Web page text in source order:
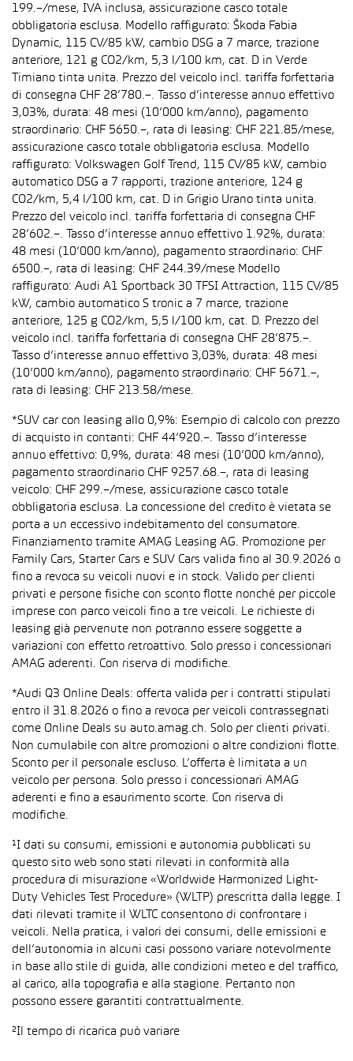
199.–/mese, IVA inclusa, assicurazione casco totale
obbligatoria esclusa. Modello raffigurato: Škoda Fabia
Dynamic, 115 CV/85 kW, cambio DSG a 7 marce, trazione
anteriore, 121 g CO2/km, 5,3 l/100 km, cat. D in Verde
Timiano tinta unita. Prezzo del veicolo incl. tariffa forfettaria
di consegna CHF 28’780.–. Tasso d’interesse annuo effettivo
3,03%, durata: 48 mesi (10’000 km/anno), pagamento
straordinario: CHF 5650.–, rata di leasing: CHF 221.85/mese,
assicurazione casco totale obbligatoria esclusa. Modello
raffigurato: Volkswagen Golf Trend, 115 CV/85 kW, cambio
automatico DSG a 7 rapporti, trazione anteriore, 124 g
CO2/km, 5,4 l/100 km, cat. D in Grigio Urano tinta unita.
Prezzo del veicolo incl. tariffa forfettaria di consegna CHF
28’602.–. Tasso d’interesse annuo effettivo 1.92%, durata:
48 mesi (10’000 km/anno), pagamento straordinario: CHF
6500.–, rata di leasing: CHF 244.39/mese Modello
raffigurato: Audi A1 Sportback 30 TFSI Attraction, 115 CV/85
kW, cambio automatico S tronic a 7 marce, trazione
anteriore, 125 g CO2/km, 5,5 l/100 km, cat. D. Prezzo del
veicolo incl. tariffa forfettaria di consegna CHF 28’875.–.
Tasso d’interesse annuo effettivo 3,03%, durata: 48 mesi
(10’000 km/anno), pagamento straordinario: CHF 5671.–,
rata di leasing: CHF 213.58/mese.
*SUV car con leasing allo 0,9%: Esempio di calcolo con prezzo
di acquisto in contanti: CHF 44’920.–. Tasso d’interesse
annuo effettivo: 0,9%, durata: 48 mesi (10’000 km/anno),
pagamento straordinario CHF 9257.68.–, rata di leasing
veicolo: CHF 299.–/mese, assicurazione casco totale
obbligatoria esclusa. La concessione del credito è vietata se
porta a un eccessivo indebitamento del consumatore.
Finanziamento tramite AMAG Leasing AG. Promozione per
Family Cars, Starter Cars e SUV Cars valida fino al 30.9.2026 o
fino a revoca su veicoli nuovi e in stock. Valido per clienti
privati e persone fisiche con sconto flotte nonché per piccole
imprese con parco veicoli fino a tre veicoli. Le richieste di
leasing già pervenute non potranno essere soggette a
variazioni con effetto retroattivo. Solo presso i concessionari
AMAG aderenti. Con riserva di modifiche.
*Audi Q3 Online Deals: offerta valida per i contratti stipulati
entro il 31.8.2026 o fino a revoca per veicoli contrassegnati
come Online Deals su auto.amag.ch. Solo per clienti privati.
Non cumulabile con altre promozioni o altre condizioni flotte.
Sconto per il personale escluso. L’offerta è limitata a un
veicolo per persona. Solo presso i concessionari AMAG
aderenti e fino a esaurimento scorte. Con riserva di
modifiche.
¹I dati su consumi, emissioni e autonomia pubblicati su
questo sito web sono stati rilevati in conformità alla
procedura di misurazione «Worldwide Harmonized Light-
Duty Vehicles Test Procedure» (WLTP) prescritta dalla legge. I
dati rilevati tramite il WLTC consentono di confrontare i
veicoli. Nella pratica, i valori dei consumi, delle emissioni e
dell’autonomia in alcuni casi possono variare notevolmente
in base allo stile di guida, alle condizioni meteo e del traffico,
al carico, alla topografia e alla stagione. Pertanto non
possono essere garantiti contrattualmente.
²Il tempo di ricarica può variare